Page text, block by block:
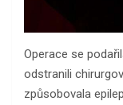
Operace se
odstranili
způsobovala